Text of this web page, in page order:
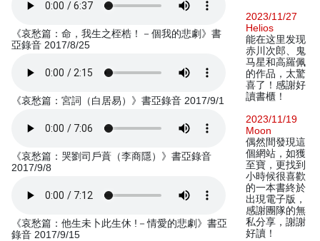
《哀愁篇：命，我生之桎梏！－個我的悲劇》書
亞錄音 2017/8/25
《哀愁篇：宮詞（白居易）》書亞錄音 2017/9/1
《哀愁篇：哭劉司戶蕡（李商隱）》書亞錄音
2017/9/8
《哀愁篇：他生未卜此生休 !－情愛的悲劇》書亞
錄音 2017/9/15
2023/11/27
Helios
能在这里发现
赤川次郎、鬼
马星和高羅佩
的作品，太驚
喜了！感謝好
讀書櫃！
2023/11/19
Moon
偶然間發現這
個網站，如獲
至寶，更找到
小時候很喜歡
的一本書終於
出現電子版，
感謝團隊的無
私分享，謝謝
好讀！